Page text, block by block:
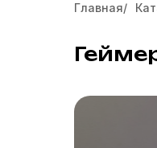
Главная/